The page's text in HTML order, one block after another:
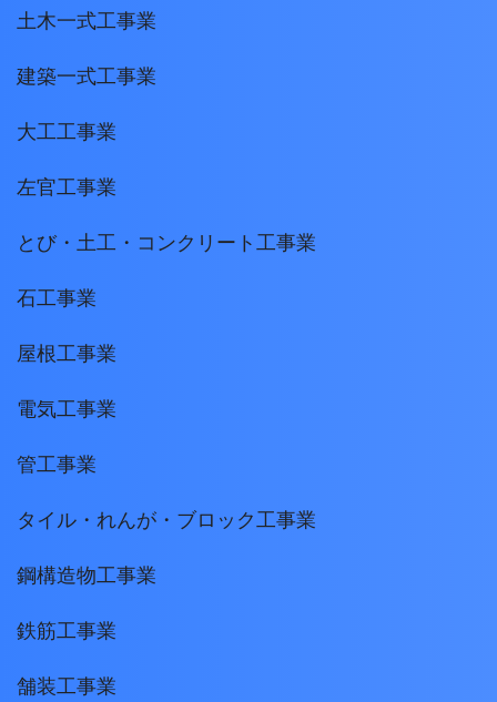
土木一式工事業
建築一式工事業
大工工事業
左官工事業
とび・土工・コンクリート工事業
石工事業
屋根工事業
電気工事業
管工事業
タイル・れんが・ブロック工事業
鋼構造物工事業
鉄筋工事業
舗装工事業